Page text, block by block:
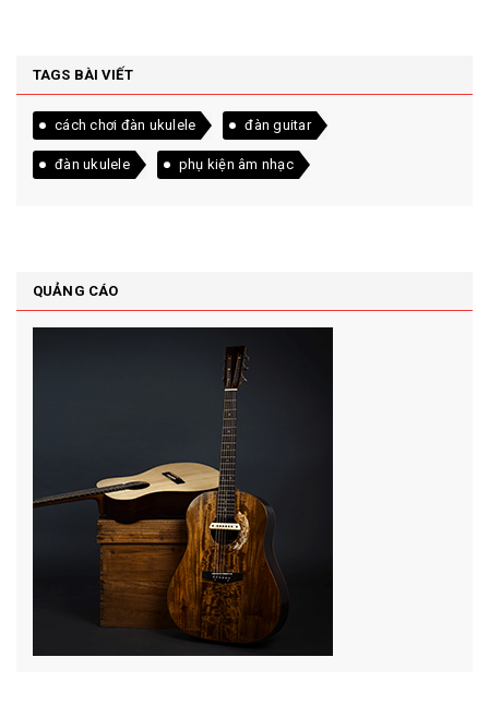
TAGS BÀI VIẾT
cách chơi đàn ukulele đàn guitar
đàn ukulele phụ kiện âm nhạc
QUẢNG CÁO